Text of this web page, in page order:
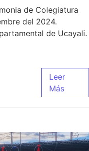
de Colegiatura
del 2024.
de Ucayali.
Leer
Más